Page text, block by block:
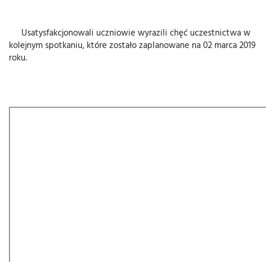
Usatysfakcjonowali uczniowie wyrazili chęć uczestnictwa w
kolejnym spotkaniu, które zostało zaplanowane na 02 marca 2019
roku.